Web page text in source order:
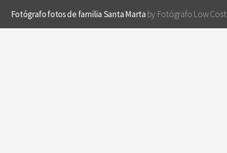
Fotógrafo fotos de familia Santa Martaby Fotógrafo Low Cost